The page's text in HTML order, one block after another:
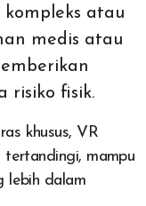
atau
medis atau
risiko fisik.
khusus, VR
mampu
lebih dalam